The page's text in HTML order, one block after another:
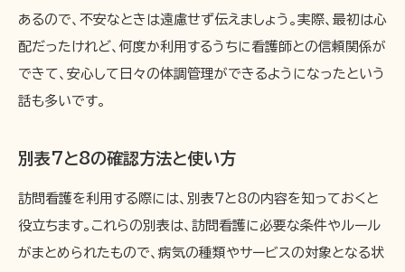
あるので、不安なときは遠慮せず伝えましょう。実際、最初は心
配だったけれど、何度か利用するうちに看護師との信頼関係が
できて、安心して日々の体調管理ができるようになったという
話も多いです。
別表7と8の確認方法と使い方
訪問看護を利用する際には、別表7と8の内容を知っておくと
役立ちます。これらの別表は、訪問看護に必要な条件やルール
がまとめられたもので、病気の種類やサービスの対象となる状